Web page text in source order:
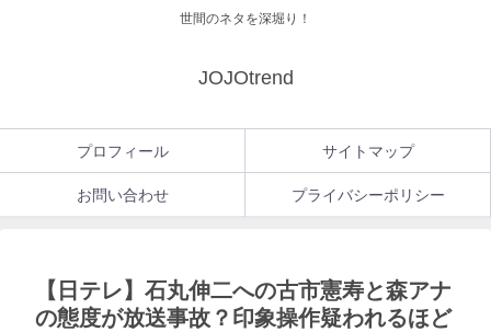
世間のネタを深堀り！
JOJOtrend
プロフィール サイトマップ
お問い合わせ プライバシーポリシー
【日テレ】石丸伸二への古市憲寿と森アナ
の態度が放送事故？印象操作疑われるほど